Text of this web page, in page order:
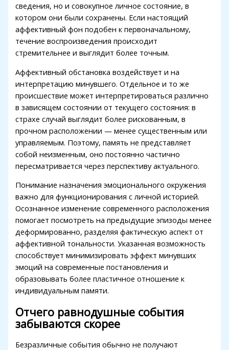
youtube mp3 downloader
Forum
giriş
escort
giriş
giriş
сведения, но и совокупное личное состояние, в
котором они были сохранены. Если настоящий
аффективный фон подобен к первоначальному,
течение воспроизведения происходит
стремительнее и выглядит более точным.
Аффективный обстановка воздействует и на
интерпретацию минувшего. Отдельное и то же
происшествие может интерпретироваться различно
в зависящем состоянии от текущего состояния: в
страхе случай выглядит более рискованным, в
прочном расположении — менее существенным или
управляемым. Поэтому, память не представляет
собой неизменным, оно постоянно частично
пересматривается через перспективу актуального.
Понимание назначения эмоционального окружения
важно для функционирования с личной историей.
Осознанное изменение современного расположения
помогает посмотреть на предыдущие эпизоды менее
деформированно, разделяя фактическую аспект от
аффективной тональности. Указанная возможность
способствует минимизировать эффект минувших
эмоций на современные постановления и
образовывать более пластичное отношение к
индивидуальным памяти.
Отчего равнодушные события
забываются скорее
Безразличные события обычно не получают